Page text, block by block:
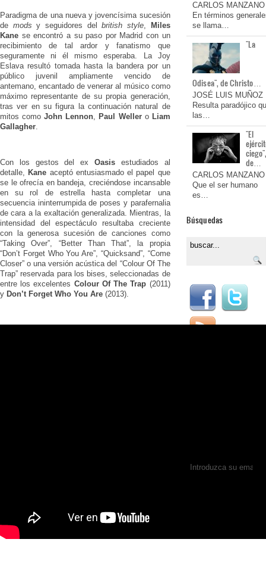
Paradigma de una nueva y jovencísima sucesión
de mods y seguidores delbritish style
Miles
Kane se encontró a su paso por Madrid con un
recibimiento de tal ardor y fanatismo que
seguramente ni él mismo esperaba. La Joy
Eslava resultó tomada hasta la bandera por un
público juvenil ampliamente vencido de
antemano, encantado de venerar al músico como
máximo representante de su propia generación,
tras ver en su figura la continuación natural de
mitos comoJohn Lennon ,Paul Wellero Liam
Gallagher
Con los gestos del exOasis estudiados al
detalle,Kane aceptó entusiasmado el papel que
se le ofrecía en bandeja, creciéndose incansable
en su rol de estrella hasta completar una
secuencia ininterrumpida de poses y parafernalia
de cara a la exaltación generalizada. Mientras, la
intensidad del espectáculo resultaba creciente
con la generosa sucesión de canciones como
“Taking Over”, “Better Than That”, la propia
“Don’t Forget Who You Are”, “Quicksand”, “Come
Closer” o una versión acústica del “Colour Of The
Trap” reservada para los bises, seleccionadas de
entre los excelentes Colour Of The Trap (2011)
y Don’t Forget Who You Are (2013).
CARLOS MANZANO
En términos
se llama…
"La
Odisea", de Christo…
JOSÉ LUIS MUÑOZ
Resulta paradójico
las…
"El
de…
CARLOS MANZANO
Que el ser humano
es…
Búsquedas